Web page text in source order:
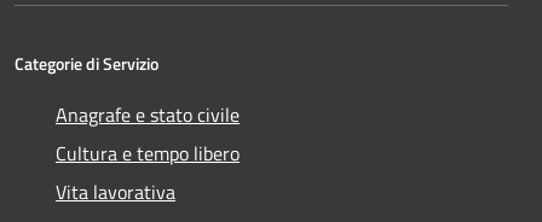
Categorie di Servizio
Anagrafe e stato civile
Cultura e tempo libero
Vita lavorativa